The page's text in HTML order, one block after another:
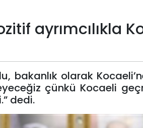
ayrımcılıkla
bakanlık olarak
çünkü Kocaeli
dedi.